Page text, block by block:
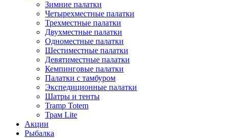
Зимние палатки
Четырехместные палатки
Трехместные палатки
Двухместные палатки
Одноместные палатки
Шестиместные палатки
Девятиместные палатки
Кемпинговые палатки
Палатки с тамбуром
Экспедиционные палатки
Шатры и тенты
Tramp Totem
Трам Lite
Акции
Рыбалка